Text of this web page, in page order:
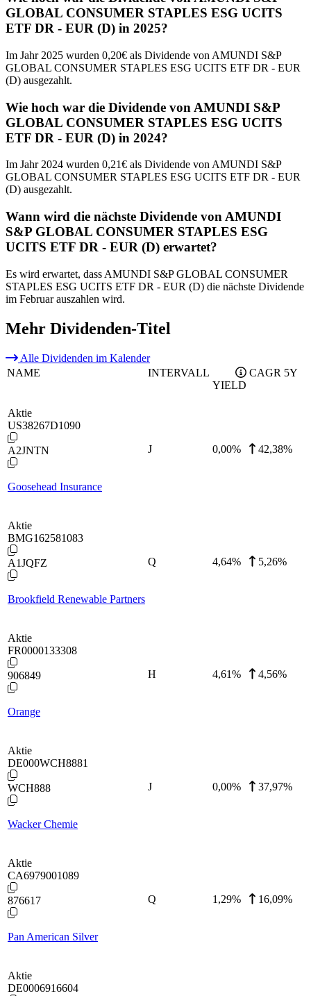
GLOBAL CONSUMER STAPLES ESG UCITS
ETF DR - EUR (D) in 2025?
Im Jahr 2025 wurden 0,20€ als Dividende von AMUNDI S&P
GLOBAL CONSUMER STAPLES ESG UCITS ETF DR - EUR
(D) ausgezahlt.
Wie hoch war die Dividende von AMUNDI S&P
GLOBAL CONSUMER STAPLES ESG UCITS
ETF DR - EUR (D) in 2024?
Im Jahr 2024 wurden 0,21€ als Dividende von AMUNDI S&P
GLOBAL CONSUMER STAPLES ESG UCITS ETF DR - EUR
(D) ausgezahlt.
Wann wird die nächste Dividende von AMUNDI
S&P GLOBAL CONSUMER STAPLES ESG
UCITS ETF DR - EUR (D) erwartet?
Es wird erwartet, dass AMUNDI S&P GLOBAL CONSUMER
STAPLES ESG UCITS ETF DR - EUR (D) die nächste Dividende
im Februar auszahlen wird.
Mehr Dividenden-Titel
Alle Dividenden im Kalender
NAME
INTERVALL
YIELD
CAGR 5Y
Aktie
US38267D1090
A2JNTN
Goosehead Insurance
J 0,00% 42,38%
Aktie
BMG162581083
A1JQFZ
Brookfield Renewable Partners
Q 4,64% 5,26%
Aktie
FR0000133308
906849
Orange
H 4,61% 4,56%
Aktie
DE000WCH8881
WCH888
Wacker Chemie
J 0,00% 37,97%
Aktie
CA6979001089
876617
Pan American Silver
Q 1,29% 16,09%
Aktie
DE0006916604